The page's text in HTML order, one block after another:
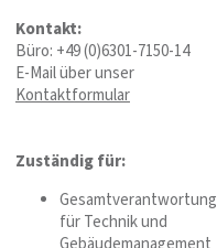
Kontakt:
Büro: +49 (0)6301-7150-14
E-Mail über unser
Kontaktformular
Zuständig für:
Gesamtverantwortung
für Technik und